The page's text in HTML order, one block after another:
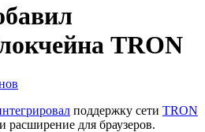
TRON
поддержку сети TRON
для браузеров.